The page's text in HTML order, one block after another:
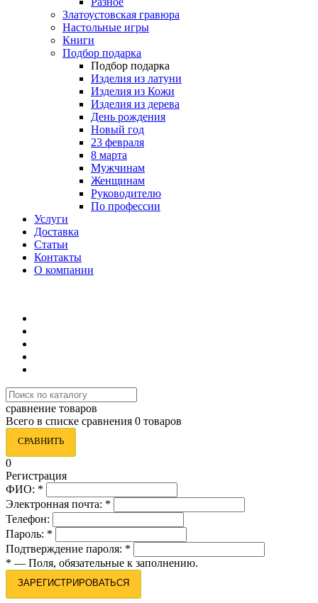
Златоустовская гравюра
Настольные игры
Книги
Подбор подарка
Подбор подарка
Изделия из латуни
Изделия из Кожи
Изделия из дерева
День рождения
Новый год
23 февраля
8 марта
Мужчинам
Женщинам
Руководителю
По профессии
Услуги
Доставка
Статьи
Контакты
О компании
сравнение товаров
Всего в списке сравнения 0 товаров
СРАВНИТЬ
0
Регистрация
ФИО: *
Электронная почта: *
Телефон:
Пароль: *
Подтверждение пароля: *
* — Поля, обязательные к заполнению.
ЗАРЕГИСТРИРОВАТЬСЯ